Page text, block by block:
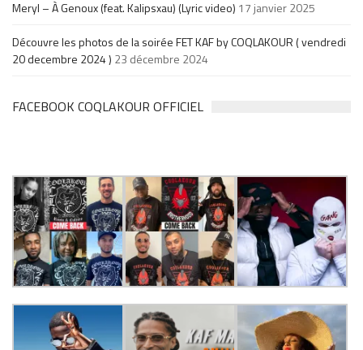
Meryl – À Genoux (feat. Kalipsxau) (Lyric video) 17 janvier 2025
Découvre les photos de la soirée FET KAF by COQLAKOUR ( vendredi
20 decembre 2024 ) 23 décembre 2024
FACEBOOK COQLAKOUR OFFICIEL